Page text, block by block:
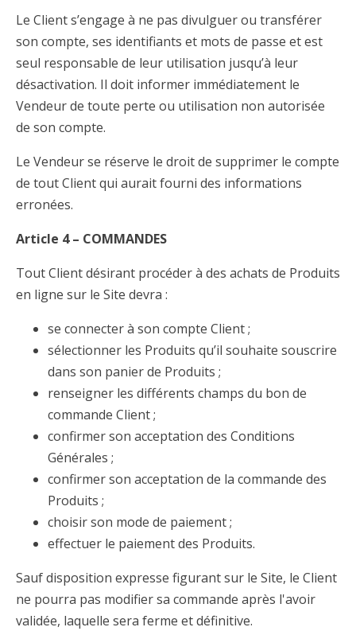
Le Client s’engage à ne pas divulguer ou transférer
son compte, ses identifiants et mots de passe et est
seul responsable de leur utilisation jusqu’à leur
désactivation. Il doit informer immédiatement le
Vendeur de toute perte ou utilisation non autorisée
de son compte.
Le Vendeur se réserve le droit de supprimer le compte
de tout Client qui aurait fourni des informations
erronées.
Article 4 – COMMANDES
Tout Client désirant procéder à des achats de Produits
en ligne sur le Site devra :
se connecter à son compte Client ;
sélectionner les Produits qu’il souhaite souscrire
dans son panier de Produits ;
renseigner les différents champs du bon de
commande Client ;
confirmer son acceptation des Conditions
Générales ;
confirmer son acceptation de la commande des
Produits ;
choisir son mode de paiement ;
effectuer le paiement des Produits.
Sauf disposition expresse figurant sur le Site, le Client
ne pourra pas modifier sa commande après l'avoir
validée, laquelle sera ferme et définitive.